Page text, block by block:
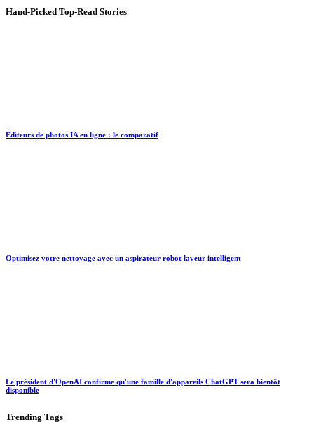
Hand-Picked Top-Read Stories
Éditeurs de photos IA en ligne : le comparatif
Optimisez votre nettoyage avec un aspirateur robot laveur intelligent
Le président d'OpenAI confirme qu'une famille d'appareils ChatGPT sera bientôt
disponible
Trending Tags